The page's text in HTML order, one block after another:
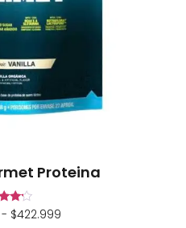
Proteina
- $422.999